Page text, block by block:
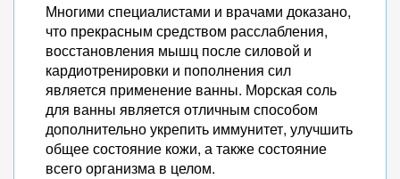
Многими специалистами и врачами доказано,
что прекрасным средством расслабления,
восстановления мышц после силовой и
кардиотренировки и пополнения сил
является применение ванны. Морская соль
для ванны является отличным способом
дополнительно укрепить иммунитет, улучшить
общее состояние кожи, а также состояние
всего организма в целом.